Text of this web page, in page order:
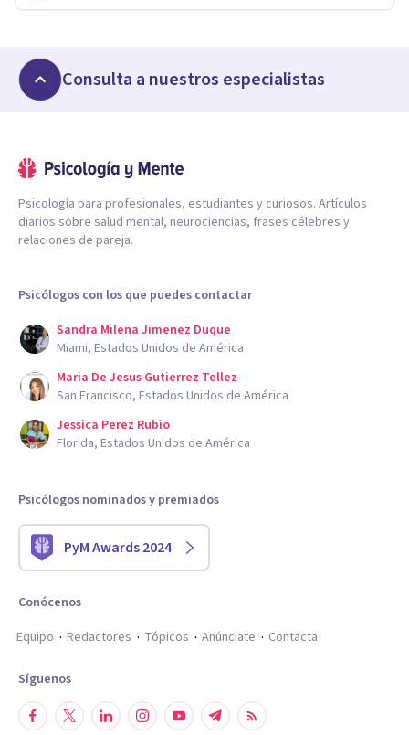
Consulta a nuestros especialistas
Psicología para profesionales, estudiantes y curiosos. Artículos
diarios sobre salud mental, neurociencias, frases célebres y
relaciones de pareja.
Psicólogos con los que puedes contactar
Sandra Milena Jimenez Duque
Miami, Estados Unidos de América
Maria De Jesus Gutierrez Tellez
San Francisco, Estados Unidos de América
Jessica Perez Rubio
Florida, Estados Unidos de América
Psicólogos nominados y premiados
PyM Awards 2024
Conócenos
Equipo
Redactores Tópicos Anúnciate Contacta
Síguenos